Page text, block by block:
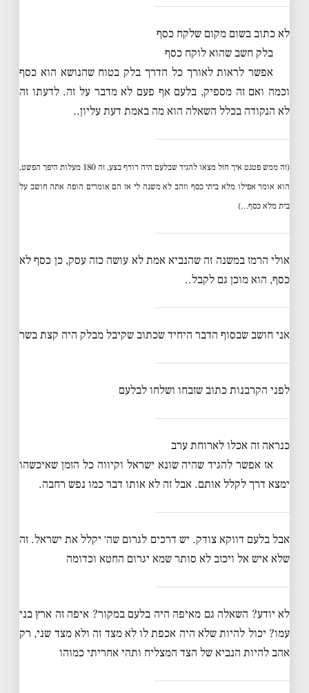
לא כתוב בשום מקום שלקח כסף
בלק חשב שהוא לוקח כסף
אפשר לראות לאורך כל הדרך בלק בטוח שהנושא הוא כסף
וכמה ואם זה מספיק, בלעם אף פעם לא מדבר על זה. לדעתו זה
לא הנקודה בכלל השאלה הוא מה באמת דעת עליון..
(זה ממש פטנט איך חזל מצאו להגיד שבלעם היה רודף בצע, זה 180 מעלות היפך הפשט,
הוא אומר אפילו מלא ביתי כסף וזהב לא משנה לי אז הם אומרים הופה אתה חושב על
בית מלא כסף…)
אולי הרמז במשנה זה שהנביא אמת לא עושה כזה עסק, כן כסף לא
כסף, הוא מוכן גם לקבל..
אני חושב שבסוף הדבר היחיד שכתוב שקיבל מבלק היה קצת בשר
לפני הקרבנות כתוב שזבחו ושלחו לבלעם
כנראה זה אכלו לארוחת ערב
אז אפשר להגיד שהיה שונא ישראל וקיווה כל הזמן שאיכשהו
ימצא דרך לקלל אותם. אבל זה לא אותו דבר כמו נפש רחבה.
אבל בלעם דווקא צודק. יש דרכים לגרום שה׳ יקלל את ישראל. זה
שלא איש אל ויכזב לא סותר שמא יגרום החטא וכדומה
לא יודע? השאלה גם מאיפה היה בלעם במקור? איפה זה ארץ בני
עמו? יכול להיות שלא היה אכפת לו לא מצד זה ולא מצד שני, רק
אהב להיות הנביא של הצד המצליח ותהי אחריתי כמוהו